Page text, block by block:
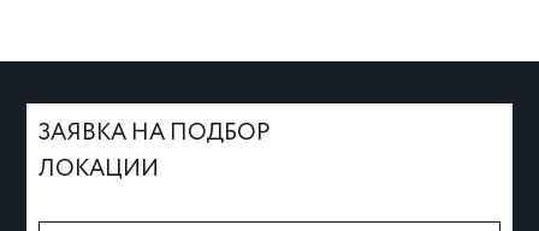
ЗАЯВКА НА ПОДБОР
ЛОКАЦИИ